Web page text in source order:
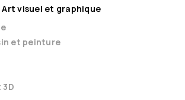
visuel et graphique
et peinture